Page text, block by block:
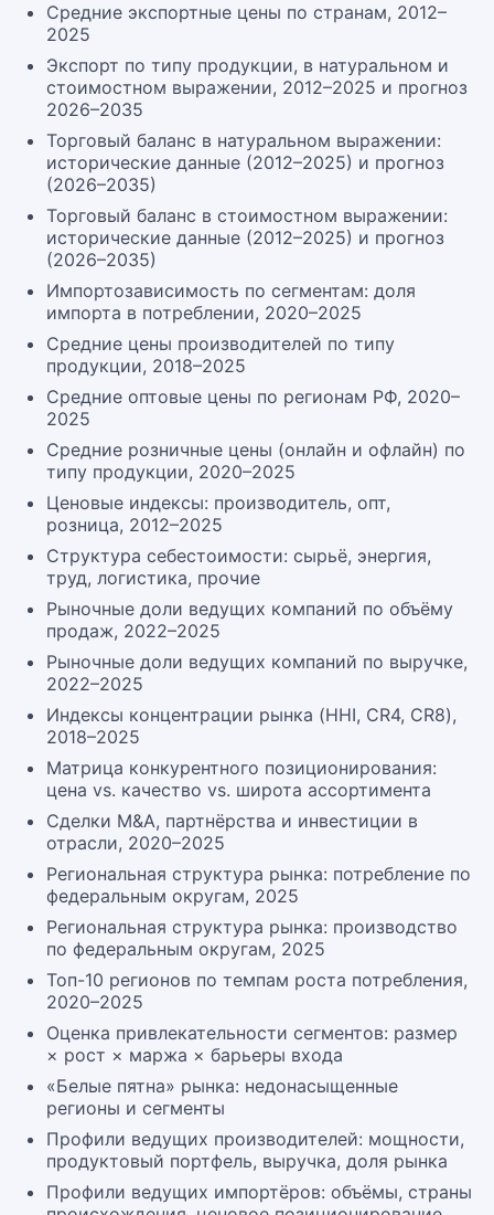
Средние экспортные цены по странам, 2012–
2025
Экспорт по типу продукции, в натуральном и
стоимостном выражении, 2012–2025 и прогноз
2026–2035
Торговый баланс в натуральном выражении:
исторические данные (2012–2025) и прогноз
(2026–2035)
Торговый баланс в стоимостном выражении:
исторические данные (2012–2025) и прогноз
(2026–2035)
Импортозависимость по сегментам: доля
импорта в потреблении, 2020–2025
Средние цены производителей по типу
продукции, 2018–2025
Средние оптовые цены по регионам РФ, 2020–
2025
Средние розничные цены (онлайн и офлайн) по
типу продукции, 2020–2025
Ценовые индексы: производитель, опт,
розница, 2012–2025
Структура себестоимости: сырьё, энергия,
труд, логистика, прочие
Рыночные доли ведущих компаний по объёму
продаж, 2022–2025
Рыночные доли ведущих компаний по выручке,
2022–2025
Индексы концентрации рынка (HHI, CR4, CR8),
2018–2025
Матрица конкурентного позиционирования:
цена vs. качество vs. широта ассортимента
Сделки M&A, партнёрства и инвестиции в
отрасли, 2020–2025
Региональная структура рынка: потребление по
федеральным округам, 2025
Региональная структура рынка: производство
по федеральным округам, 2025
Топ-10 регионов по темпам роста потребления,
2020–2025
Оценка привлекательности сегментов: размер
× рост × маржа × барьеры входа
«Белые пятна» рынка: недонасыщенные
регионы и сегменты
Профили ведущих производителей: мощности,
продуктовый портфель, выручка, доля рынка
Профили ведущих импортёров: объёмы, страны